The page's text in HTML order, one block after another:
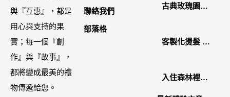
與『互惠』，都是
用心與支持的果
實；每一個『創
作』與『故事』，
都將變成最美的禮
物傳遞給您。
聯絡我們
部落格
古典玫瑰園
禮盒開箱分享 /
客製化燙髮 鏡
入住森林裡的